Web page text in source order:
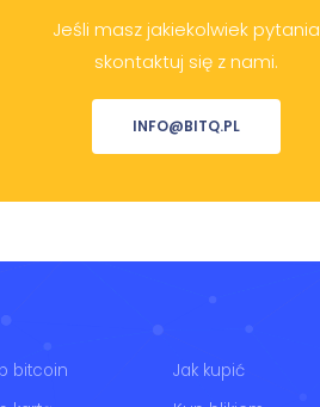
Jeśli masz jakiekolwiek pytania
skontaktuj się z nami.
INFO@BITQ.PL
bitcoin Jak kupić